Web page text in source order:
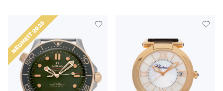
NEUHEIT 2025